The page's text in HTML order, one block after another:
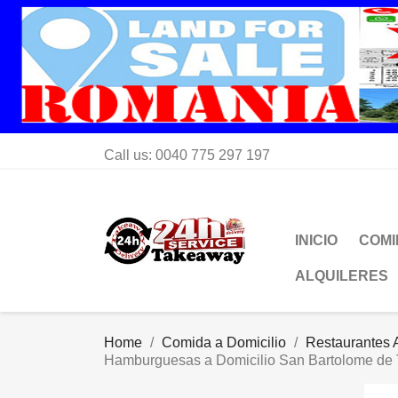
Call us: 0040 775 297 197
INICIO
ALQUILERES
Home Comida a Domicilio Restaurantes
Hamburguesas a Domicilio San Bartolome de